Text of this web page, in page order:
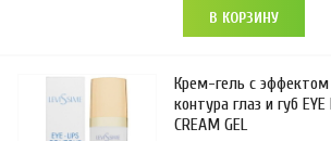
В КОРЗИНУ
Крем-гель с
контура глаз и губ EYE
CREAM GEL